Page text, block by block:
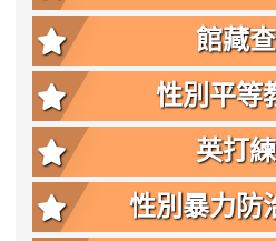
館藏
性別平等
英打
性別暴力防